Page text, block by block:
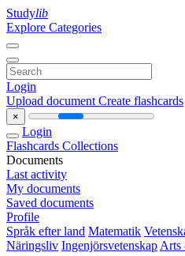
Studylib
Explore Categories
Login
Upload document Create flashcards
×
Login
Flashcards Collections
Documents
Last activity
My documents
Saved documents
Profile
Språk efter land Matematik
Näringsliv Ingenjörsvetenskap Arts